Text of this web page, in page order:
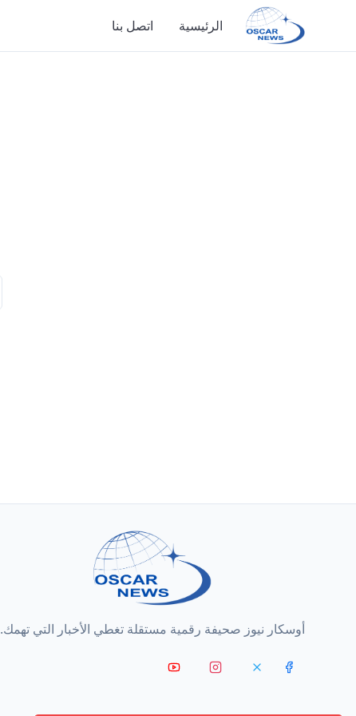
الرئيسية اتصل بنا
أوسكار نيوز صحيفة رقمية مستقلة تغطي الأخبار التي تهمك.